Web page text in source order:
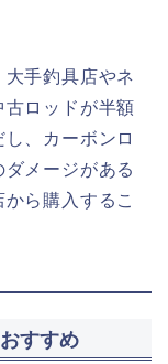
手釣具店やネ
ロッドが半額
、カーボンロ
メージがある
ら購入するこ
すすめ